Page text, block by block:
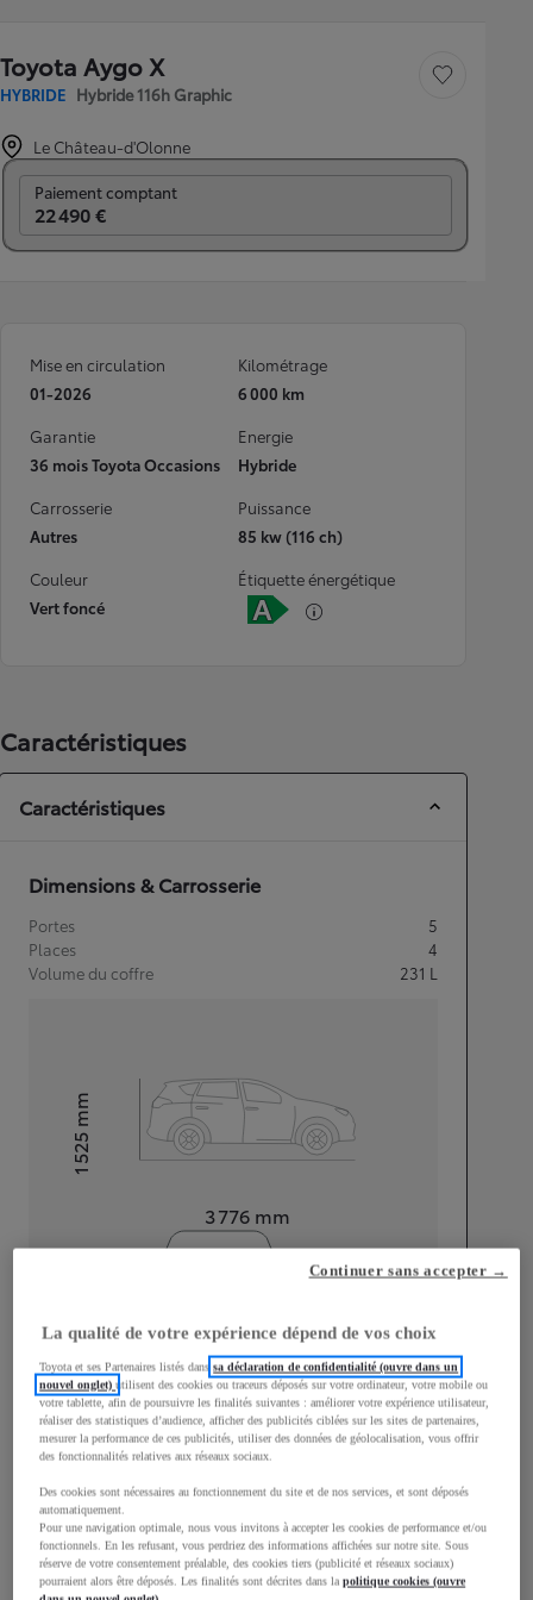
Toyota Aygo X
HYBRIDE Hybride 116h Graphic
Sauvegarder le
Le Château-d'Olonne
Paiement comptant
22 490 €
Mise en circulation
01-2026
Kilométrage
6 000 km
Garantie
36 mois Toyota Occasions
Energie
Hybride
Carrosserie
Autres
Puissance
85 kw (116 ch)
Couleur
Vert foncé
Étiquette énergétique
Caractéristiques
Caractéristiques
Dimensions & Carrosserie
Portes
5
Places
4
Volume du coffre
231 L
3 776 mm
Hauteur1 525
mm
Largeur
1 740mm
Consommation mixte
Consommation mixte 3,8L/100 km
Émissions CO2
87g/km
La qualité de votre expérience dépend de vos choix
Toyota et ses Partenaires listés danssa déclaration de confidentialité (ouvre dans un
nouvel onglet)utilisent des cookies ou traceurs déposés sur votre ordinateur, votre mobile ou
votre tablette, afin de poursuivre les finalités suivantes : améliorer votre expérience utilisateur,
réaliser des statistiques d’audience, afficher des publicités ciblées sur les sites de partenaires,
mesurer la performance de ces publicités, utiliser des données de géolocalisation, vous offrir
des fonctionnalités relatives aux réseaux sociaux.
Des cookies sont nécessaires au fonctionnement du site et de nos services, et sont déposés
automatiquement.
Pour une navigation optimale, nous vous invitons à accepter les cookies de performance et/ou
fonctionnels. En les refusant, vous perdriez des informations affichées sur notre site. Sous
réserve de votre consentement préalable, des cookies tiers (publicité et réseaux sociaux)
pourraient alors être déposés. Les finalités sont décrites dans lapolitique cookies (ouvre
Continuer sans accepter →